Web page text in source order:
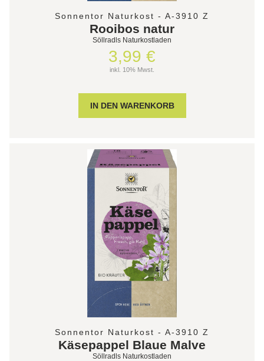
Sonnentor Naturkost - A-3910 Z
Rooibos natur
Söllradls Naturkostladen
3,99 €
inkl. 10% Mwst.
Sonnentor Naturkost - A-3910 Z
Käsepappel Blaue Malve
Söllradls Naturkostladen